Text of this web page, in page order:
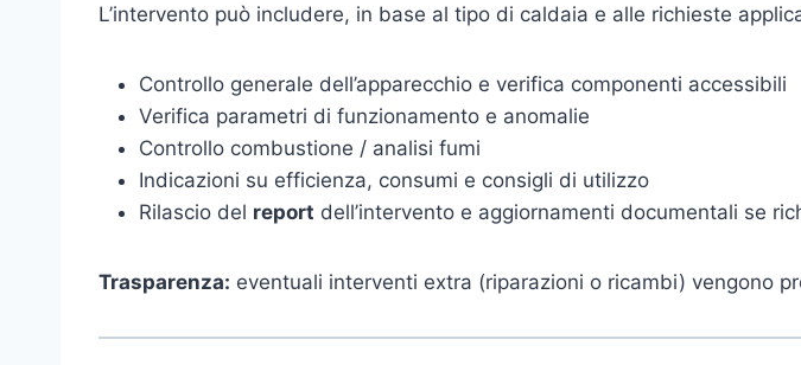
L’intervento può includere, in base al tipo di caldaia e alle richieste
Controllo generale dell’apparecchio e verifica componenti accessibili
Verifica parametri di funzionamento e anomalie
Controllo combustione / analisi fumi
Indicazioni su efficienza, consumi e consigli di utilizzo
Rilascio del report dell’intervento e aggiornamenti documentali se
Trasparenza: eventuali interventi extra (riparazioni o ricambi) vengono